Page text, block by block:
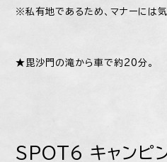
※私有地であるため、マナーには気
★毘沙門の滝から車で約20分。
SPOT6 キャンピ